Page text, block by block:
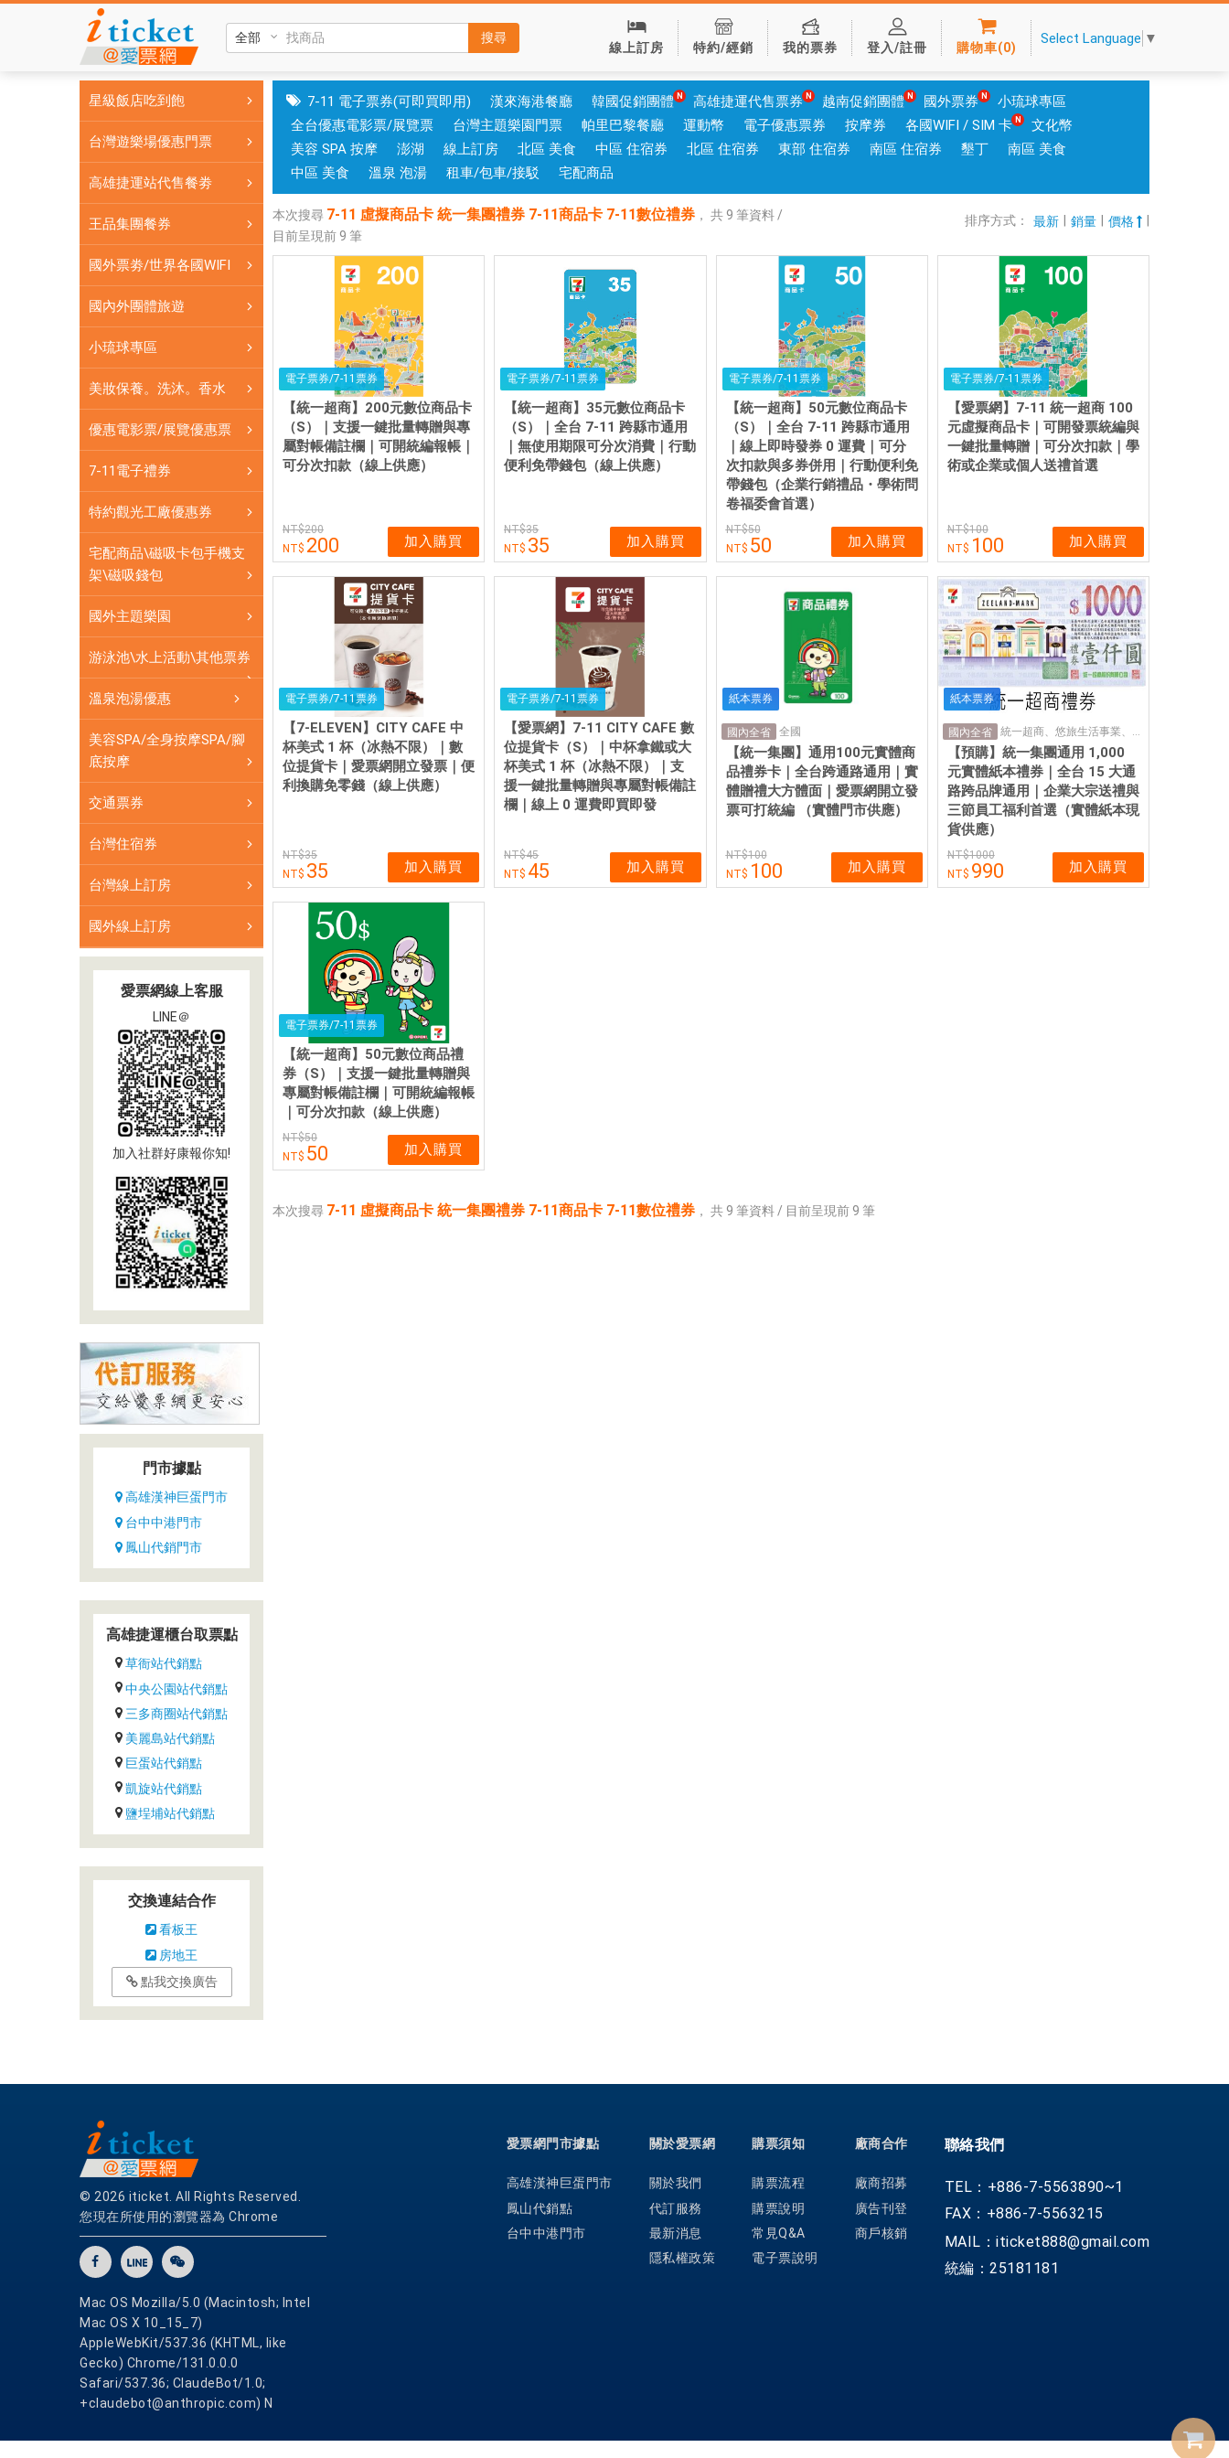
擬
卡
統
一
禮
券
11
品
卡
7-
11
禮
券|
愛
供
各
式
惠
票
搜尋
線上訂房 特約/經銷 我的票券 登入/註冊 購物車(0)
Select Language ▼
星級飯店吃到飽
台灣遊樂場優惠門票
高雄捷運站代售餐劵
王品集團餐券
國外票劵/世界各國WIFI
國內外團體旅遊
小琉球專區
美妝保養。洗沐。香水
優惠電影票/展覽優惠票
7-11電子禮券
特約觀光工廠優惠券
宅配商品\磁吸卡包手機支
架\磁吸錢包
國外主題樂園
游泳池\水上活動\其他票券
溫泉泡湯優惠
美容SPA/全身按摩SPA/腳
底按摩
交通票券
台灣住宿券
台灣線上訂房
國外線上訂房
愛票網線上客服
LINE＠
加入社群好康報你知!
門市據點
高雄漢神巨蛋門市
台中中港門市
鳳山代銷門市
高雄捷運櫃台取票點
草衙站代銷點
中央公園站代銷點
三多商圈站代銷點
美麗島站代銷點
巨蛋站代銷點
凱旋站代銷點
鹽埕埔站代銷點
交換連結合作
看板王
房地王
點我交換廣告
7-11 電子票券(可即買即用) 漢來海港餐廳 韓國促銷團體 高雄捷運代售票券 越南促銷團體 國外票券
小琉球專區
全台優惠電影票/展覽票
台灣主題樂園門票 帕里巴黎餐廳 運動幣 電子優惠票券 按摩券 各國WIFI / SIM 卡
文化幣
美容 SPA 按摩
澎湖 線上訂房 北區 美食 中區 住宿券 北區 住宿券 東部 住宿券 南區 住宿券 墾丁
南區 美食
中區 美食
溫泉 泡湯 租車/包車/接駁 宅配商品
本次搜尋 7-11 虛擬商品卡 統一集團禮券 7-11商品卡 7-11數位禮券 ， 共 9 筆資料 /
目前呈現前 9 筆
排序方式： 最新 銷量 價格
電子票券/7-11票券
【統一超商】200元數位商品卡
（S）｜支援一鍵批量轉贈與專
屬對帳備註欄｜可開統編報帳｜
可分次扣款（線上供應）
200
200 加入購買
電子票券/7-11票券
【統一超商】35元數位商品卡
（S）｜全台 7-11 跨縣市通用
｜無使用期限可分次消費｜行動
便利免帶錢包（線上供應）
35
35 加入購買
電子票券/7-11票券
【統一超商】50元數位商品卡
（S）｜全台 7-11 跨縣市通用
｜線上即時發券 0 運費｜可分
次扣款與多券併用｜行動便利免
帶錢包（企業行銷禮品・學術問
卷福委會首選）
50
50 加入購買
電子票券/7-11票券
【愛票網】7-11 統一超商 100
元虛擬商品卡｜可開發票統編與
一鍵批量轉贈｜可分次扣款｜學
術或企業或個人送禮首選
100
100 加入購買
電子票券/7-11票券
【7-ELEVEN】CITY CAFE 中
杯美式 1 杯（冰熱不限）｜數
位提貨卡｜愛票網開立發票｜便
利換購免零錢（線上供應）
35
35 加入購買
電子票券/7-11票券
【愛票網】7-11 CITY CAFE 數
位提貨卡（S）｜中杯拿鐵或大
杯美式 1 杯（冰熱不限）｜支
援一鍵批量轉贈與專屬對帳備註
欄｜線上 0 運費即買即發
45
45 加入購買
紙本票券
國內全省 全國
【統一集團】通用100元實體商
品禮券卡｜全台跨通路通用｜實
體贈禮大方體面｜愛票網開立發
票可打統編 （實體門市供應）
100
100 加入購買
紙本票券
國內全省 統一超商、悠旅生活事業、統一渡假村、統一多拿滋、康是美藥粧店、21世紀風味館、高雄夢時代購物中心、樂清DUSKIN、統一時代百貨、酷聖石冰淇淋、聖娜多堡麵包、聖德科斯、BEING spa 、統一健身俱樂部、速邁樂加油中心
【預購】統一集團通用 1,000
元實體紙本禮券｜全台 15 大通
路跨品牌通用｜企業大宗送禮與
三節員工福利首選（實體紙本現
貨供應）
1000
990 加入購買
電子票券/7-11票券
【統一超商】50元數位商品禮
券（S）｜支援一鍵批量轉贈與
專屬對帳備註欄｜可開統編報帳
｜可分次扣款（線上供應）
50
50 加入購買
本次搜尋 7-11 虛擬商品卡 統一集團禮券 7-11商品卡 7-11數位禮券 ， 共 9 筆資料 / 目前呈現前 9 筆
© 2026 iticket. All Rights Reserved.
您現在所使用的瀏覽器為 Chrome
Mac OS Mozilla/5.0 (Macintosh; Intel
Mac OS X 10_15_7)
AppleWebKit/537.36 (KHTML, like
Gecko) Chrome/131.0.0.0
Safari/537.36; ClaudeBot/1.0;
+claudebot@anthropic.com) N
聯絡我們
TEL：+886-7-5563890~1
FAX：+886-7-5563215
MAIL：iticket888@gmail.com
統編：25181181
廠商合作
廠商招募
廣告刊登
商戶核銷
購票須知
購票流程
購票說明
常見Q&A
電子票說明
關於愛票網
關於我們
代訂服務
最新消息
隱私權政策
愛票網門市據點
高雄漢神巨蛋門市
鳳山代銷點
台中中港門市